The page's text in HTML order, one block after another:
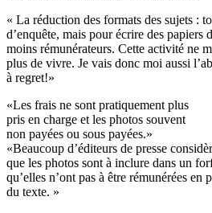
« La réduction des formats des sujets :
d’enquête, mais pour écrire des papiers
moins rémunérateurs. Cette activité ne
plus de vivre. Je vais donc moi aussi
à regret!»
«Les frais ne sont pratiquement plus
pris en charge et les photos souvent
non payées ou sous payées.»
«Beaucoup d’éditeurs de presse
que les photos sont à inclure dans un
qu’elles n’ont pas à être rémunérées en
du texte. »